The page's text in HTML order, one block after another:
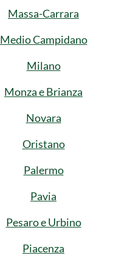
Massa-Carrara
Medio Campidano
Milano
Monza e Brianza
Novara
Oristano
Palermo
Pavia
Pesaro e Urbino
Piacenza